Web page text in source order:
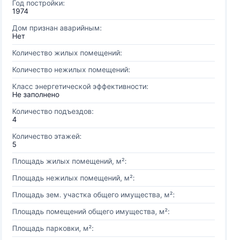
Год постройки:
1974
Дом признан аварийным:
Нет
Количество жилых помещений:
Количество нежилых помещений:
Класс энергетической эффективности:
Не заполнено
Количество подъездов:
4
Количество этажей:
5
Площадь жилых помещений, м²:
Площадь нежилых помещений, м²:
Площадь зем. участка общего имущества, м²:
Площадь помещений общего имущества, м²:
Площадь парковки, м²: